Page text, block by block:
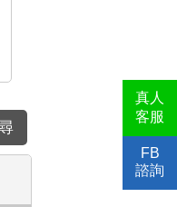
真人
客服
FB
諮詢